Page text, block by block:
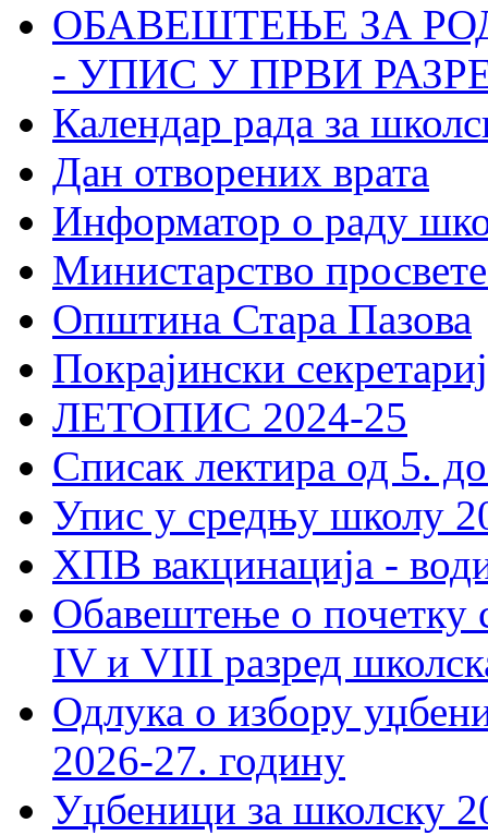
ОБАВЕШТЕЊЕ ЗА
- УПИС У ПРВИ
Календар рада за
Дан отворених врата
Информатор о раду
Министарство
Општина Стара Пазова
Покрајински
ЛЕТОПИС 2024-25
Списак лектира од 5.
Упис у средњу школу
ХПВ вакцинација -
Обавештење о почетку
IV и VIII разред
Одлука о избору
2026-27. годину
Уџбеници за школску